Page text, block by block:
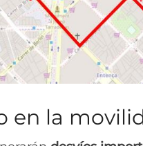
en la